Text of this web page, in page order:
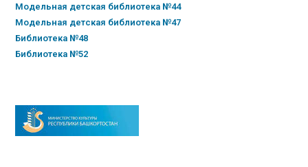
Модельная детская библиотека №44
Модельная детская библиотека №47
Библиотека №48
Библиотека №52